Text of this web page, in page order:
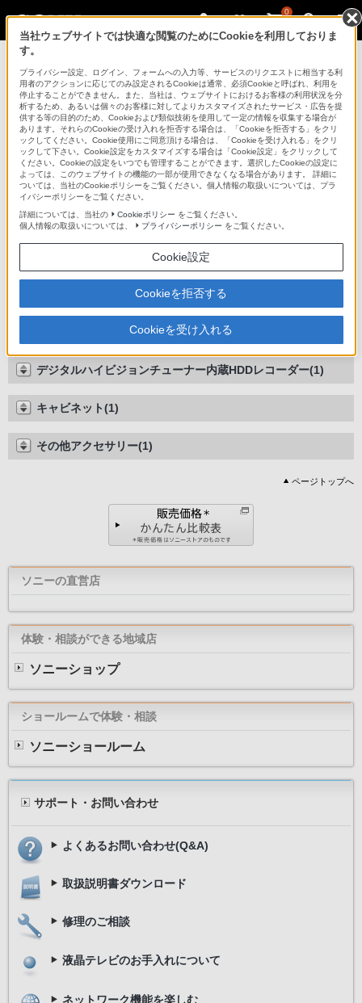
0
KDL-40NX800
地上・BS・110度CSデジタルハイビジョン液晶テレビ KDL-40NX800
対応商品・アクセサリー
壁掛けユニット(1)
デジタルハイビジョンチューナー内蔵HDDレコーダー(1)
キャビネット(1)
その他アクセサリー(1)
ページトップへ
ソニーの直営店
体験・相談ができる地域店
ソニーショップ
ショールームで体験・相談
ソニーショールーム
サポート・お問い合わせ
よくあるお問い合わせ(Q&A)
取扱説明書ダウンロード
修理のご相談
液晶テレビのお手入れについて
ネットワーク機能を楽しむ
当社ウェブサイトでは快適な閲覧のためにCookieを利用しておりま
す。
プライバシー設定、ログイン、フォームへの入力等、サービスのリクエストに相当する利
用者のアクションに応じてのみ設定されるCookieは通常、必須Cookieと呼ばれ、利用を
停止することができません。また、当社は、ウェブサイトにおけるお客様の利用状況を分
析するため、あるいは個々のお客様に対してよりカスタマイズされたサービス・広告を提
供する等の目的のため、Cookieおよび類似技術を使用して一定の情報を収集する場合が
あります。それらのCookieの受け入れを拒否する場合は、「Cookieを拒否する」をクリ
ックしてください。Cookie使用にご同意頂ける場合は、「Cookieを受け入れる」をクリ
ックして下さい。Cookie設定をカスタマイズする場合は「Cookie設定」をクリックして
ください。Cookieの設定をいつでも管理することができます。選択したCookieの設定に
よっては、このウェブサイトの機能の一部が使用できなくなる場合があります。 詳細に
ついては、当社のCookieポリシーをご覧ください。個人情報の取扱いについては、プラ
イバシーポリシーをご覧ください。
詳細については、当社の
Cookieポリシー をご覧ください。
個人情報の取扱いについては、
プライバシーポリシー をご覧ください。
Cookie設定
Cookieを拒否する
Cookieを受け入れる